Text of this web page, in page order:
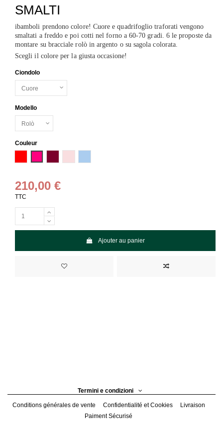
SMALTI
ibamboli prendono colore! Cuore e quadrifoglio traforati vengono
smaltati a freddo e poi cotti nel forno a 60-70 gradi. 6 le proposte da
montare su bracciale rolò in argento o su sagola colorata.
Scegli il colore per la giusta occasione!
Ciondolo
Modello
Couleur
210,00 €
TTC
Ajouter au panier
Termini e condizioni
Conditions générales de vente Confidentialité et Cookies
Livraison
Paiment Sécurisé